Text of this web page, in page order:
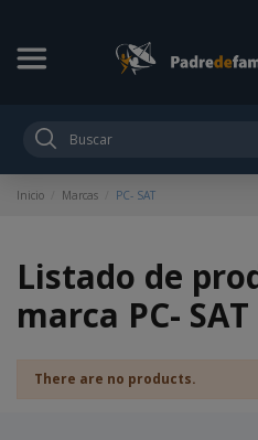
Inicio Marcas PC- SAT
Listado de
marca PC- SAT
There are no products.